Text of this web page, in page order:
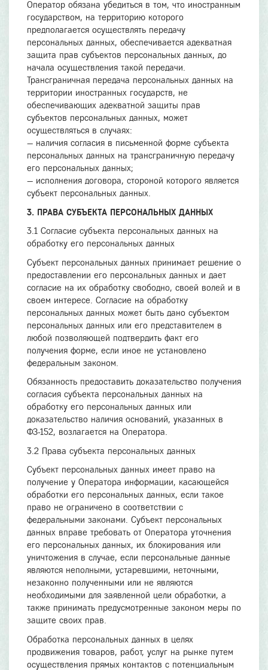
Оператор обязана убедиться в том, что иностранным
государством, на территорию которого
предполагается осуществлять передачу
персональных данных, обеспечивается адекватная
защита прав субъектов персональных данных, до
начала осуществления такой передачи.
Трансграничная передача персональных данных на
территории иностранных государств, не
обеспечивающих адекватной защиты прав
субъектов персональных данных, может
осуществляться в случаях:
— наличия согласия в письменной форме субъекта
персональных данных на трансграничную передачу
его персональных данных;
— исполнения договора, стороной которого является
субъект персональных данных.
3. ПРАВА СУБЪЕКТА ПЕРСОНАЛЬНЫХ ДАННЫХ
3.1 Согласие субъекта персональных данных на
обработку его персональных данных
Субъект персональных данных принимает решение о
предоставлении его персональных данных и дает
согласие на их обработку свободно, своей волей и в
своем интересе. Согласие на обработку
персональных данных может быть дано субъектом
персональных данных или его представителем в
любой позволяющей подтвердить факт его
получения форме, если иное не установлено
федеральным законом.
Обязанность предоставить доказательство получения
согласия субъекта персональных данных на
обработку его персональных данных или
доказательство наличия оснований, указанных в
ФЗ-152, возлагается на Оператора.
3.2 Права субъекта персональных данных
Субъект персональных данных имеет право на
получение у Оператора информации, касающейся
обработки его персональных данных, если такое
право не ограничено в соответствии с
федеральными законами. Субъект персональных
данных вправе требовать от Оператора уточнения
его персональных данных, их блокирования или
уничтожения в случае, если персональные данные
являются неполными, устаревшими, неточными,
незаконно полученными или не являются
необходимыми для заявленной цели обработки, а
также принимать предусмотренные законом меры по
защите своих прав.
Обработка персональных данных в целях
продвижения товаров, работ, услуг на рынке путем
осуществления прямых контактов с потенциальным